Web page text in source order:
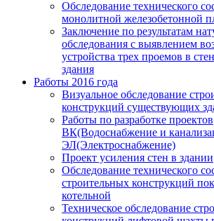
Обследование технического
монолитной железобетонной
Заключение по результатам
обследования с выявлением
устройства трех проемов в
здания
Работы 2016 года
Визуальное обследование
конструкций существующих
Работы по разработке проектов
ВК(Водоснабжение и
ЭЛ(Электроснабжение)
Проект усиления стен в здании
Обследование технического
строительных конструкций
котельной
Техническое обследование